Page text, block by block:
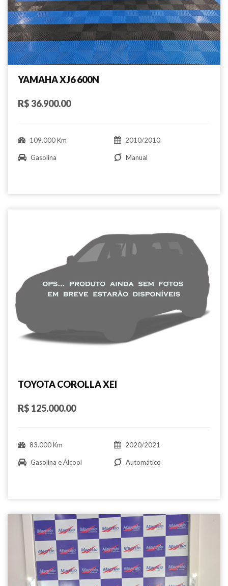
YAMAHA XJ6 600N
R$ 36.900.00
109.000 Km 2010/2010
Gasolina Manual
TOYOTA COROLLA XEI
R$ 125.000.00
83.000 Km 2020/2021
Gasolina e Álcool Automático